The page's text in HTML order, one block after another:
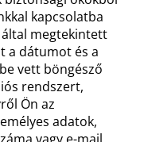
kapcsolatba
megtekintett
a dátumot és a
vett böngésző
rendszert,
Ön az
adatok,